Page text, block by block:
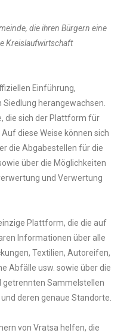
die ihren Bürgern eine
Kreislaufwirtschaft
Einführung,
herangewachsen.
die sich der Plattform für
diese Weise können sich
die Abgabestellen für die
über die Möglichkeiten
und Verwertung
Plattform, die die auf
Informationen über alle
Textilien, Autoreifen,
Abfälle usw. sowie über die
Sammelstellen
deren genaue Standorte.
von Vratsa helfen, die